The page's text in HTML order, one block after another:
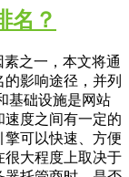
名？
之一，本文将通
影响途径，并列
基础设施是网站
度之间有一定的
擎可以快速、方便
很大程度上取决于